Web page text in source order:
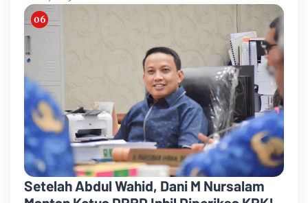
Setelah Abdul Wahid, Dani M Nursalam